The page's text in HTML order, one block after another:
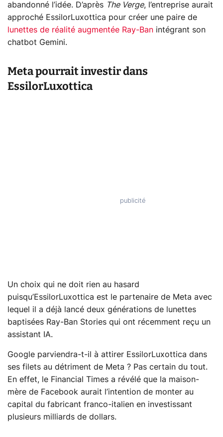
abandonné l’idée. D’après The Verge, l’entreprise aurait
approché EssilorLuxottica pour créer une paire de
lunettes de réalité augmentée Ray-Ban intégrant son
chatbot Gemini.
Meta pourrait investir dans
EssilorLuxottica
Un choix qui ne doit rien au hasard
puisqu’EssilorLuxottica est le partenaire de Meta avec
lequel il a déjà lancé deux générations de lunettes
baptisées Ray-Ban Stories qui ont récemment reçu un
assistant IA.
Google parviendra-t-il à attirer EssilorLuxottica dans
ses filets au détriment de Meta ? Pas certain du tout.
En effet, le Financial Times a révélé que la maison-
mère de Facebook aurait l’intention de monter au
capital du fabricant franco-italien en investissant
plusieurs milliards de dollars.